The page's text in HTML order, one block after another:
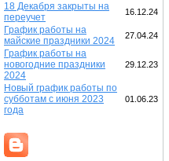
18 Декабря закрыты на
переучет
16.12.24
График работы на
майские праздники 2024
27.04.24
График работы на
новогодние праздники
2024
29.12.23
Новый график работы по
субботам с июня 2023
года
01.06.23